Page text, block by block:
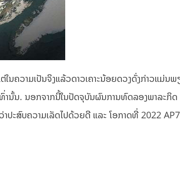
ໃນຄວາມເປັນຈິງແລ້ວດາວເຄາະນ້ອຍດວງດັ່ງກ່າວແມ່ນ
ນັ້ນ. ນອກຈາກນີ້ໃນປັດຈຸບັນຜົນການທົດລອງພາລະກິ
ປະສົບຄວາມເລັດໄປດ້ວຍດີ ແລະ ໂອກາດທີ່ 2022 AP7